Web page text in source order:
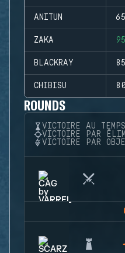
ANITUN 65
ZAKA 95
BLACKRAY 85
CHIBISU 80
ROUNDS
VICTOIRE AU TEMPS
VICTOIRE PAR
VICTOIRE PAR